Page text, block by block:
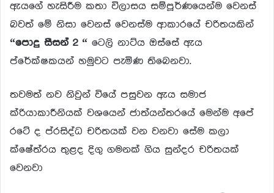
ඇයගේ හැසිරීම කතා විලාසය සම්පූර්ණයෙන්ම වෙනස්
බවත් මේ නිසා වෙනස් වෙනස්ම ආකාරයේ චරිතයකින්
“පොදු සීසන් 2 “ ටෙලි නාට්ය ඔස්සේ ඇය
ප්රේක්ෂකයන් හමුවට පැමිණ තිබෙනවා.
තවමත් නව නිවුන් වියේ පසුවන ඇය සමාජ
ක්රියාකාරීනියක් වශයෙන් ජාත්යන්තරයේ මෙන්ම අපේ
රටේ ද ප්රසිද්ධ චරිතයක් වන වනවා සේම කලා
ක්ෂේත්රය තුළද දිගු ගමනක් ගිය සුන්දර චරිතයක්
වෙනවා